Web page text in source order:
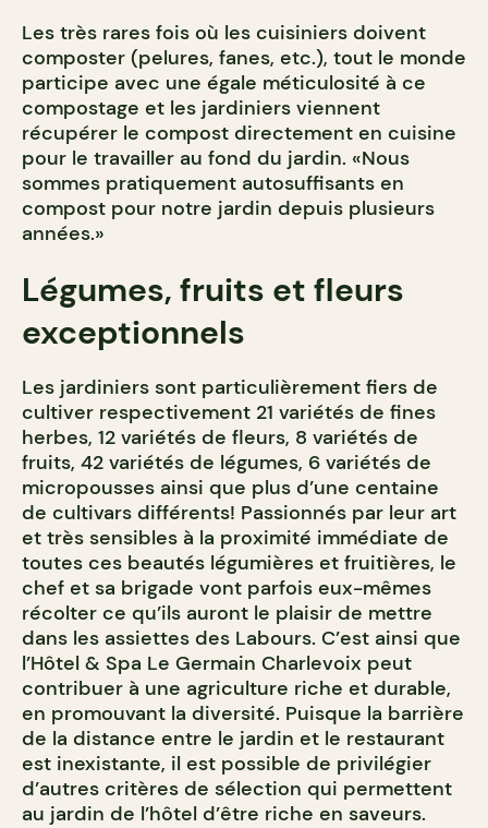
Les très rares fois où les cuisiniers doivent
composter (pelures, fanes, etc.), tout le monde
participe avec une égale méticulosité à ce
compostage et les jardiniers viennent
récupérer le compost directement en cuisine
pour le travailler au fond du jardin. «Nous
sommes pratiquement autosuffisants en
compost pour notre jardin depuis plusieurs
années.»
Légumes, fruits et fleurs
exceptionnels
Les jardiniers sont particulièrement fiers de
cultiver respectivement 21 variétés de fines
herbes, 12 variétés de fleurs, 8 variétés de
fruits, 42 variétés de légumes, 6 variétés de
micropousses ainsi que plus d’une centaine
de cultivars différents! Passionnés par leur art
et très sensibles à la proximité immédiate de
toutes ces beautés légumières et fruitières, le
chef et sa brigade vont parfois eux-mêmes
récolter ce qu’ils auront le plaisir de mettre
dans les assiettes des Labours. C’est ainsi que
l’Hôtel & Spa Le Germain Charlevoix peut
contribuer à une agriculture riche et durable,
en promouvant la diversité. Puisque la barrière
de la distance entre le jardin et le restaurant
est inexistante, il est possible de privilégier
d’autres critères de sélection qui permettent
au jardin de l’hôtel d’être riche en saveurs.